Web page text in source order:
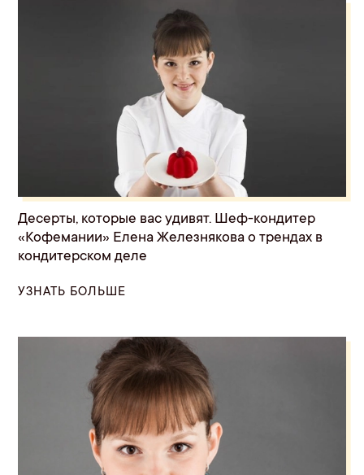
Десерты, которые вас удивят. Шеф-кондитер
«Кофемании» Елена Железнякова о трендах в
кондитерском деле
УЗНАТЬ БОЛЬШЕ